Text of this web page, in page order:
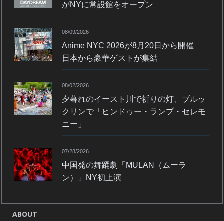
がNYに常設館をオープン
08/09/2026
Anime NYC 2026が8月20日から開催
日本から豪華ゲストが集結
08/02/2026
夕暮れのイースト川で祈りの灯、ブルッ
クリンで「ヒンドゥー・ランプ・セレモ
ニー」
07/28/2026
中国発の舞踊劇「MULAN（ムーラ
ン）」NY初上演
ABOUT